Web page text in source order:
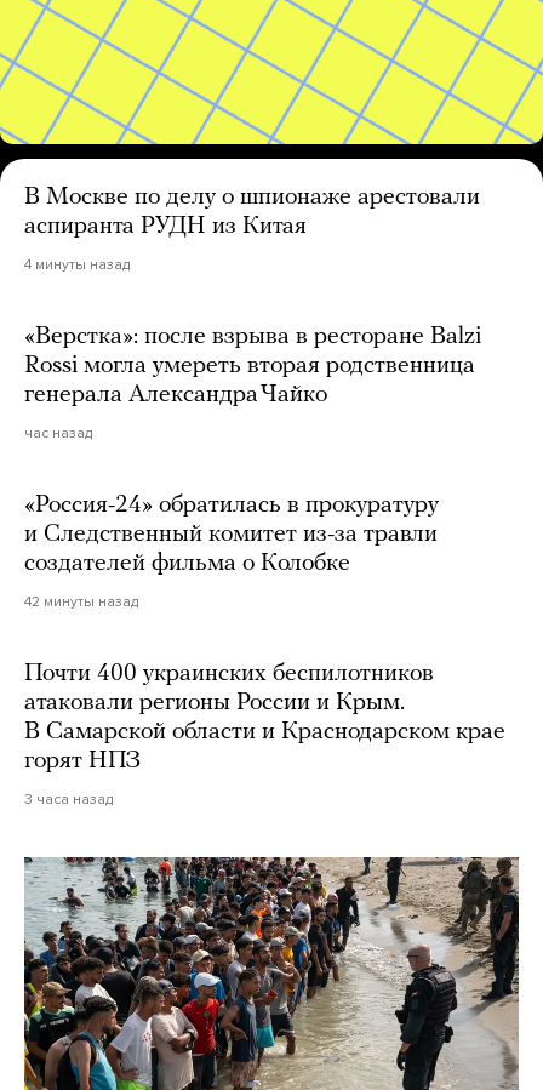
В Москве по делу о шпионаже арестовали
аспиранта РУДН из Китая
4 минуты назад
«Верстка»: после взрыва в ресторане Balzi
Rossi могла умереть вторая родственница
генерала Александра Чайко
час назад
«Россия-24» обратилась в прокуратуру
и Следственный комитет из-за травли
создателей фильма о Колобке
42 минуты назад
Почти 400 украинских беспилотников
атаковали регионы России и Крым.
В Самарской области и Краснодарском крае
горят НПЗ
3 часа назад